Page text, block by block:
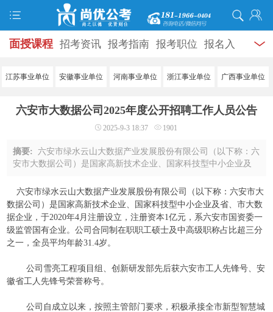
面授课程 招考资讯 报考指南 报考职位 报名入
口 打准考证 成绩查询 面试公告 录用公示 辅导
学员风采 名师团队
服务信息
江苏事业单位 安徽事业单位 河南事业单位 浙江事业单位 广西事业单位
六安市大数据公司2025年度公开招聘工作人员公告
2025-9-3 18:37 1901
摘要: 六安市绿水云山大数据产业发展股份有限公司（以下称：六
安市大数据公司）是国家高新技术企业、国家科技型中小企业及
六安市国资委一级监管国有企业。公司合 ...
六安市绿水云山大数据产业发展股份有限公司（以下称：六安市大
数据公司）是国家高新技术企业、国家科技型中小企业及省、市大数
据企业，于2020年4月注册设立，注册资本1亿元，系六安市国资委一
级监管国有企业。公司合同制在职职工硕士及中高级职称占比超三分
之一，全员平均年龄31.4岁。
公司雪亮工程项目组、创新研发部先后获六安市工人先锋号、安
徽省工人先锋号荣誉称号。
公司自成立以来，按照主管部门要求，积极承接全市新型智慧城